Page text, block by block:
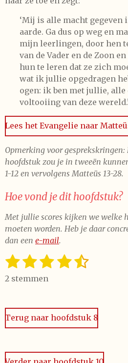
‘Mij is alle macht gegeven
aarde. Ga dus op weg en
mijn leerlingen, door hen
van de Vader en de Zoon
hun te leren dat ze zich
wat ik jullie opgedragen
ogen: ik ben met jullie, alle
voltooiing van deze
Lees het Evangelie naar
Opmerking voor gesprekskringen:
hoofdstuk zou je in tweeën
1-12 en vervolgens Matteüs 13-28.
Hoe vond je dit hoofdstuk?
Met jullie scores kijken we welke
moeten worden. Heb je daar
dan een e-mail.
R
a
t
n
g
:
.
1
s
e
r
2
s
e
r
e
3
s
e
r
e
4
e
r
e
5
e
r
e
S
e
n
2 stemmen
Terug naar hoofdstuk 8